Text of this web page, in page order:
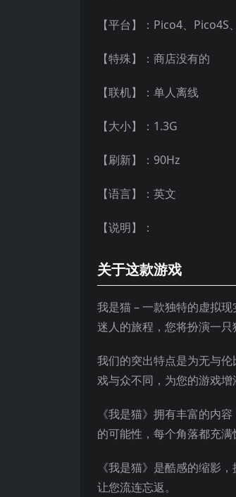
【平台】：Pico4、
【特殊】：商店没有的
【联机】：单人离线
【大小】：1.3G
【刷新】：90Hz
【语言】：英文
【说明】：
关于这款游戏
我是猫 – 一款独特的虚拟
迷人的旅程，您将扮演一只
我们的突出特点是为无与
戏与众不同，为您的游戏增
《我是猫》拥有丰富的内
的可能性，每个角落都充满
《我是猫》是酷感的缩影
让您流连忘返。